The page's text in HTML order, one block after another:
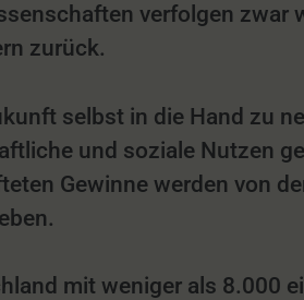
verfolgen zwar
zurück.
selbst in die Hand zu
und soziale Nutzen
Gewinne werden von
mit weniger als 8.000